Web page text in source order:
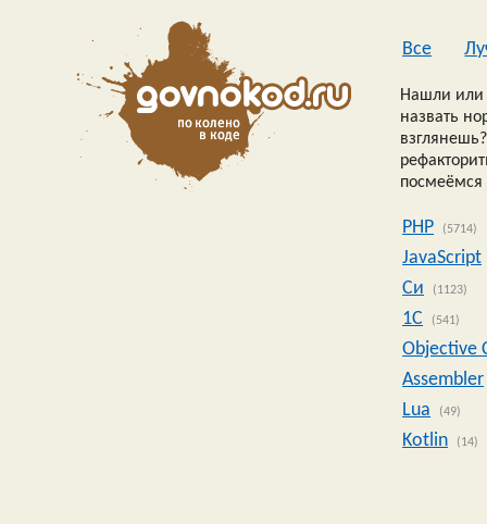
Все
Нашли или
назвать
посмеёмся
PHP (5714)
JavaScript
Си
(1123)
1C (541)
Objective
Assembler
Lua
(49)
Kotlin (14)